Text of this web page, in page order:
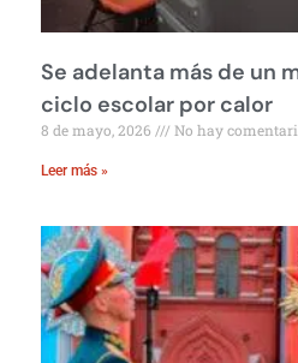
Se adelanta más de un
ciclo escolar por calor
8 de mayo, 2026 No hay
Leer más »